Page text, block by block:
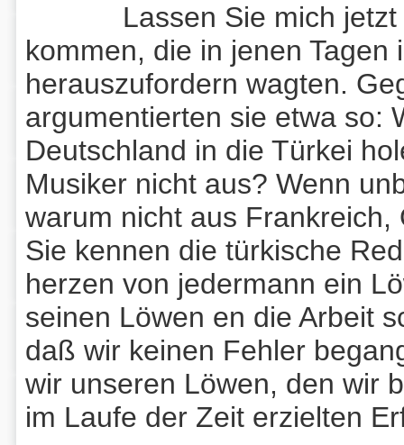
Lassen Sie mich jetzt
kommen, die in jenen Tagen
herauszufordern wagten.
argumentierten sie etwa so:
Deutschland in die Türkei
Musiker nicht aus? Wenn
warum nicht aus
Sie kennen die türkische
herzen von jedermann ein
seinen Löwen en die Arbeit
daß wir keinen Fehler
wir unseren Löwen, den wir
im Laufe der Zeit erzielten